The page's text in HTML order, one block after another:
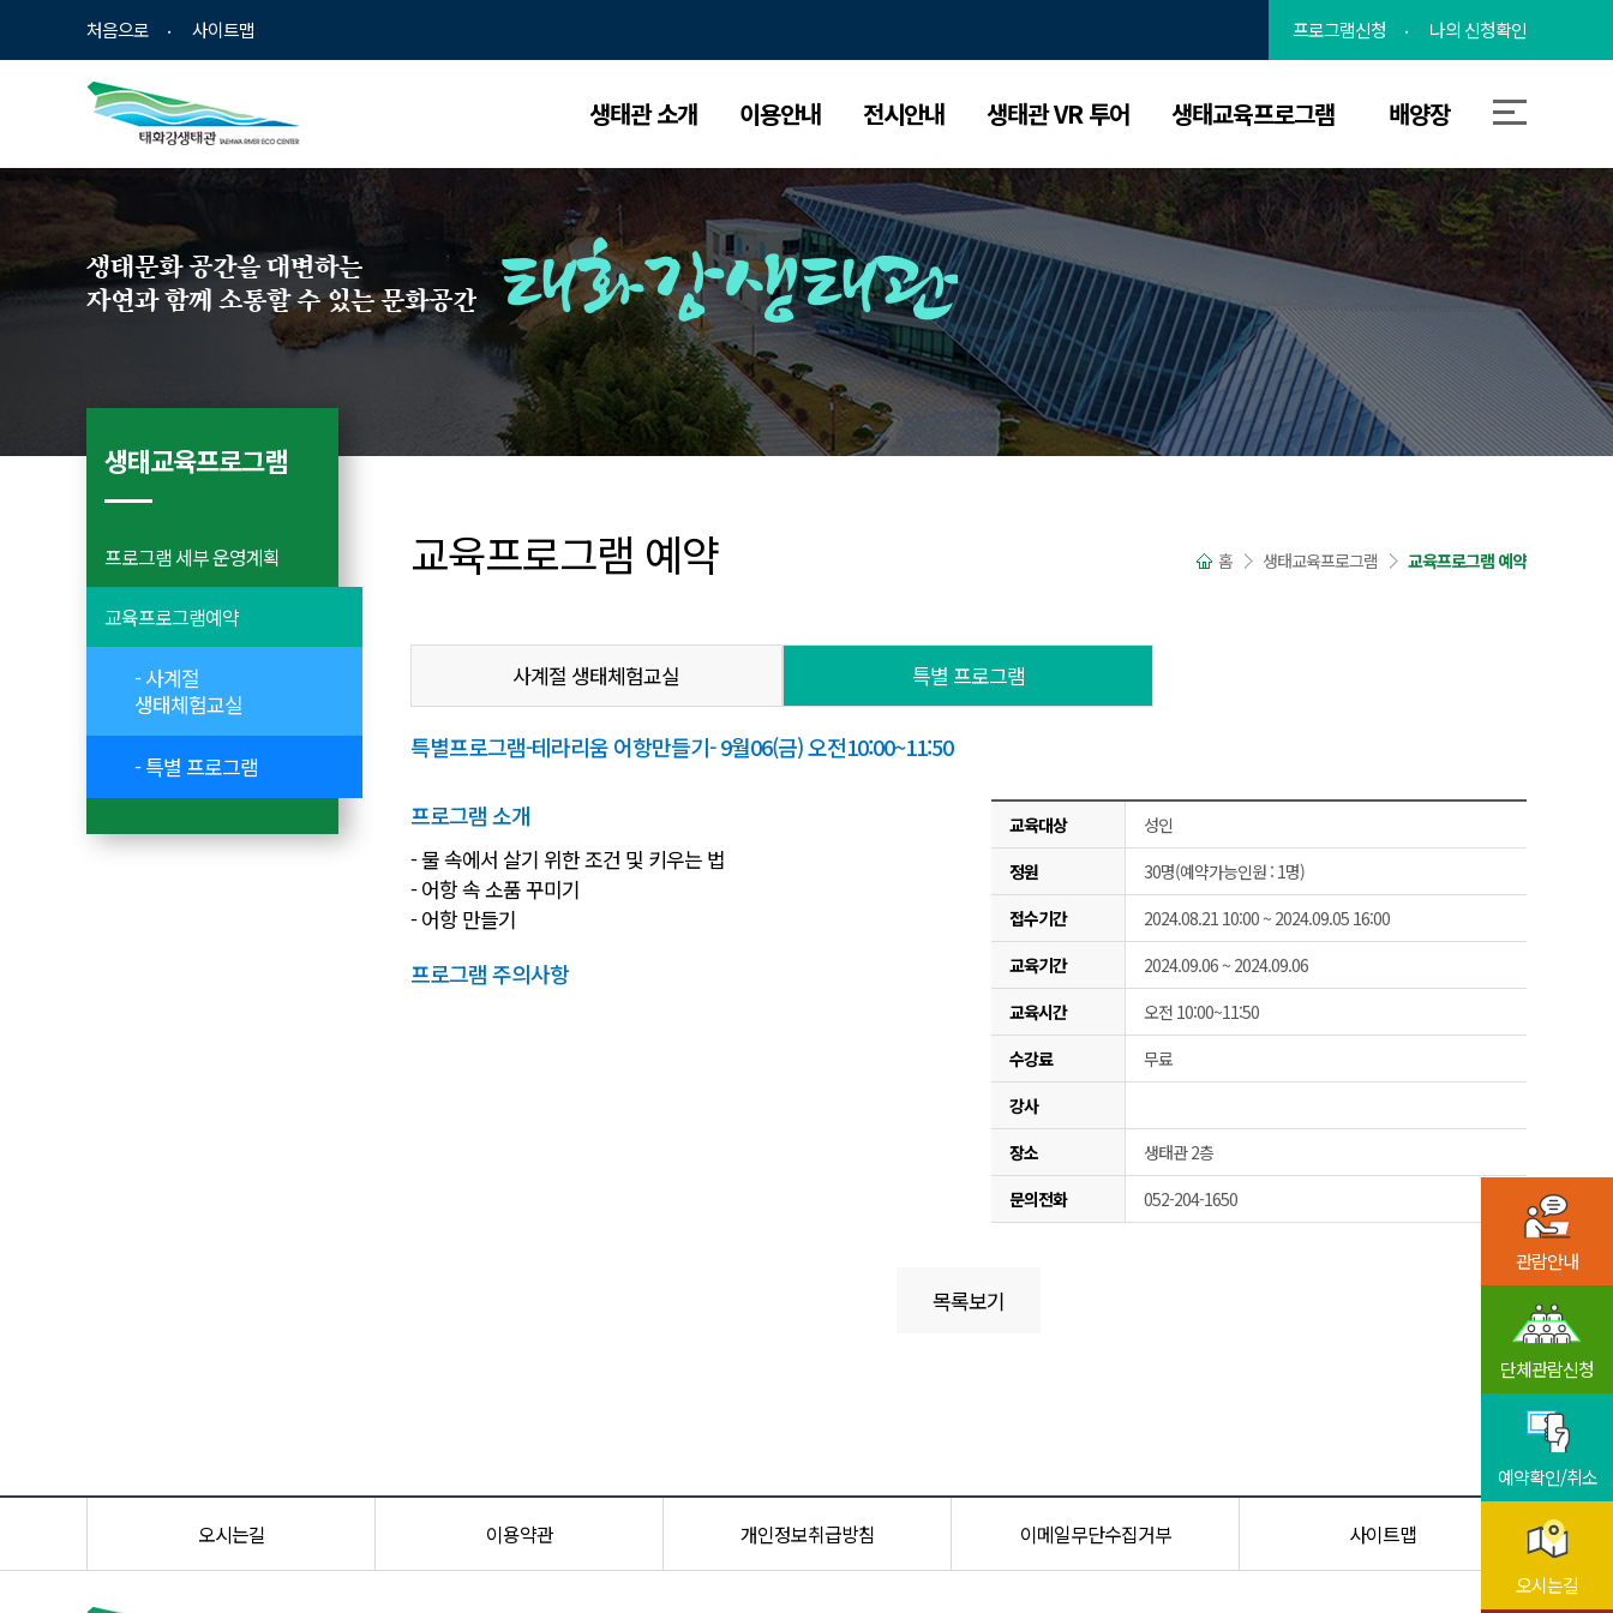
처음으로 사이트맵 프로그램신청 나의 신청확인
생태관 소개 이용안내 전시안내 생태관 VR 투어 생태교육프로그램 배양장
생태문화 공간을 대변하는
자연과 함께 소통할 수 있는 문화공간
태화강생태관
생태교육프로그램
프로그램 세부 운영계획
교육프로그램예약
- 사계절
생태체험교실
- 특별 프로그램
교육프로그램 예약 홈 생태교육프로그램 교육프로그램 예약
사계절 생태체험교실 특별 프로그램
특별프로그램-테라리움 어항만들기- 9월06(금) 오전10:00~11:50
프로그램 소개
- 물 속에서 살기 위한 조건 및 키우는 법
- 어항 속 소품 꾸미기
- 어항 만들기
프로그램 주의사항
교육대상
성인
정원
30명(예약가능인원 : 1명)
접수기간
2024.08.21 10:00 ~ 2024.09.05 16:00
교육기간
2024.09.06 ~ 2024.09.06
교육시간
오전 10:00~11:50
수강료
무료
강사
장소
생태관 2층
문의전화
052-204-1650
목록보기
관람안내
단체관람신청
예약확인/취소
오시는길
오시는길 이용약관 개인정보취급방침 이메일무단수집거부 사이트맵